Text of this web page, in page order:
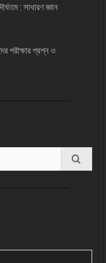
: সাধারণ জ্ঞান
পরীক্ষার প্রশ্ন ও